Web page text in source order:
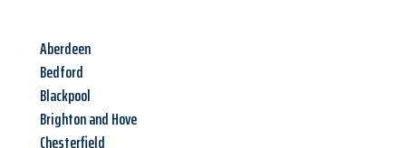
Aberdeen
Bedford
Blackpool
Brighton and Hove
Chesterfield